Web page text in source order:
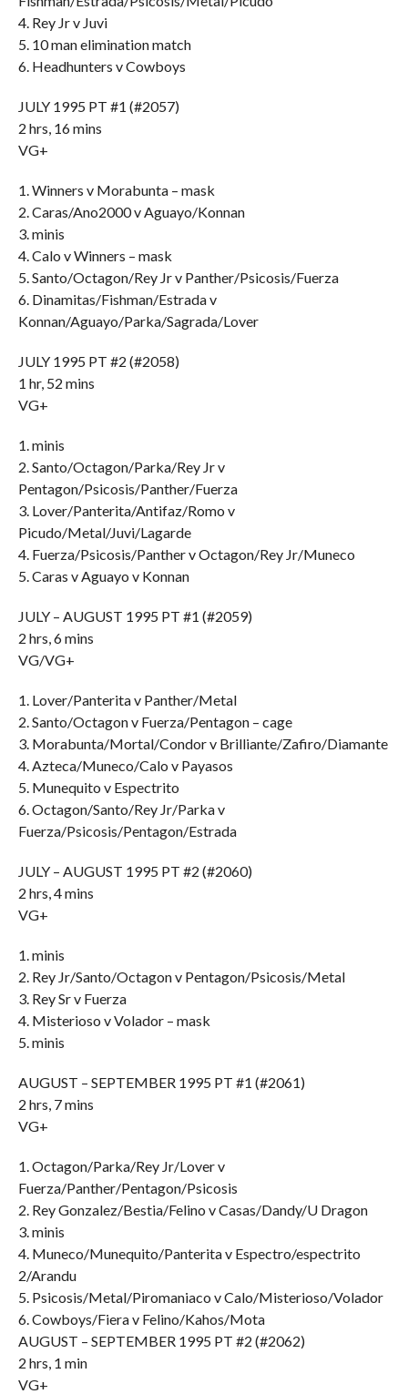
4. Rey Jr v Juvi
5. 10 man elimination match
6. Headhunters v Cowboys
JULY 1995 PT #1 (#2057)
2 hrs, 16 mins
VG+
1. Winners v Morabunta – mask
2. Caras/Ano2000 v Aguayo/Konnan
3. minis
4. Calo v Winners – mask
5. Santo/Octagon/Rey Jr v Panther/Psicosis/Fuerza
6. Dinamitas/Fishman/Estrada v
Konnan/Aguayo/Parka/Sagrada/Lover
JULY 1995 PT #2 (#2058)
1 hr, 52 mins
VG+
1. minis
2. Santo/Octagon/Parka/Rey Jr v
Pentagon/Psicosis/Panther/Fuerza
3. Lover/Panterita/Antifaz/Romo v
Picudo/Metal/Juvi/Lagarde
4. Fuerza/Psicosis/Panther v Octagon/Rey Jr/Muneco
5. Caras v Aguayo v Konnan
JULY – AUGUST 1995 PT #1 (#2059)
2 hrs, 6 mins
VG/VG+
1. Lover/Panterita v Panther/Metal
2. Santo/Octagon v Fuerza/Pentagon – cage
3. Morabunta/Mortal/Condor v Brilliante/Zafiro/Diamante
4. Azteca/Muneco/Calo v Payasos
5. Munequito v Espectrito
6. Octagon/Santo/Rey Jr/Parka v
Fuerza/Psicosis/Pentagon/Estrada
JULY – AUGUST 1995 PT #2 (#2060)
2 hrs, 4 mins
VG+
1. minis
2. Rey Jr/Santo/Octagon v Pentagon/Psicosis/Metal
3. Rey Sr v Fuerza
4. Misterioso v Volador – mask
5. minis
AUGUST – SEPTEMBER 1995 PT #1 (#2061)
2 hrs, 7 mins
VG+
1. Octagon/Parka/Rey Jr/Lover v
Fuerza/Panther/Pentagon/Psicosis
2. Rey Gonzalez/Bestia/Felino v Casas/Dandy/U Dragon
3. minis
4. Muneco/Munequito/Panterita v Espectro/espectrito
2/Arandu
5. Psicosis/Metal/Piromaniaco v Calo/Misterioso/Volador
6. Cowboys/Fiera v Felino/Kahos/Mota
AUGUST – SEPTEMBER 1995 PT #2 (#2062)
2 hrs, 1 min
VG+